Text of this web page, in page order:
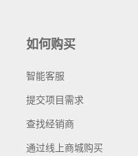
如何购买
智能客服
提交项目需求
查找经销商
通过线上商城购买